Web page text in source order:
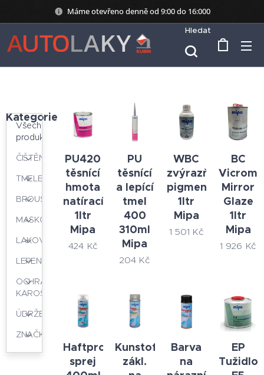
Máme otevřeno denně od 9:00 do 16:000
Hledat
Kategorie
Všechny
produkty
ČIŠTĚNÍ
TMELENÍ
BROUŠENÍ
MASKOVÁNÍ
LAKOVÁNÍ
LEPENÍ
OCHRANA
KAROSERIÍ
ÚDRŽBA
ZNAČKY
PU420
těsnící
hmota
natírací
1ltr
Mipa
424Kč
PU
těsnící
a lepící
tmel
400
310ml
Mipa
204Kč
WBC
zvýrazňující
pigment
1ltr
Mipa
1 501 Kč
BC
Vicrom
Mirror
Glaze
1ltr
Mipa
1 926 Kč
Haftpromoter
sprej
Kunstoffspray
zákl.
Barva
na
EP
Tužidlo